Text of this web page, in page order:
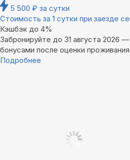
5 500 ₽ за сутки
Стоимость за 1 сутки при заезде
Кэшбэк до 4%
Забронируйте до 31 августа 2026
бонусами после оценки
Подробнее